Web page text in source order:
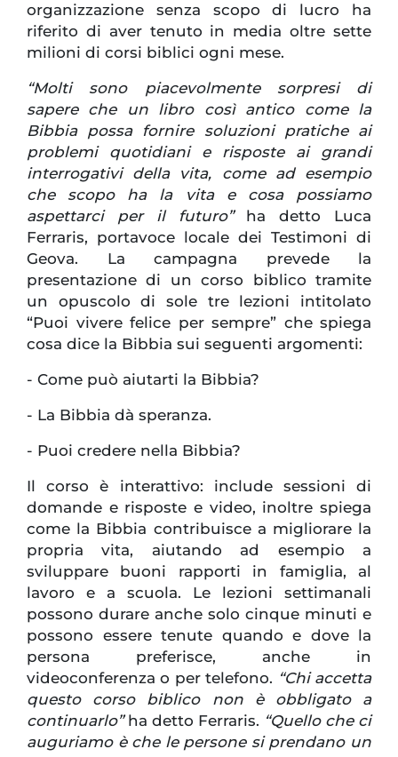
organizzazione senza scopo di lucro ha
riferito di aver tenuto in media oltre sette
milioni di corsi biblici ogni mese.
“Molti sono piacevolmente sorpresi di
sapere che un libro così antico come la
Bibbia possa fornire soluzioni pratiche ai
problemi quotidiani e risposte ai grandi
interrogativi della vita, come ad esempio
che scopo ha la vita e cosa possiamo
aspettarci per il futuro” ha detto Luca
Ferraris, portavoce locale dei Testimoni di
Geova. La campagna prevede la
presentazione di un corso biblico tramite
un opuscolo di sole tre lezioni intitolato
“Puoi vivere felice per sempre” che spiega
cosa dice la Bibbia sui seguenti argomenti:
- Come può aiutarti la Bibbia?
- La Bibbia dà speranza.
- Puoi credere nella Bibbia?
Il corso è interattivo: include sessioni di
domande e risposte e video, inoltre spiega
come la Bibbia contribuisce a migliorare la
propria vita, aiutando ad esempio a
sviluppare buoni rapporti in famiglia, al
lavoro e a scuola. Le lezioni settimanali
possono durare anche solo cinque minuti e
possono essere tenute quando e dove la
persona preferisce, anche in
videoconferenza o per telefono. “Chi accetta
questo corso biblico non è obbligato a
continuarlo”ha detto Ferraris. “Quello che ci
auguriamo è che le persone si prendano un